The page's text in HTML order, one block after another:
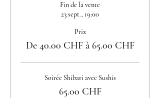
Fin de la vente
23 sept., 19:00
Prix
De 40.00 CHF à 65.00 CHF
Soirée Shibari avec Sushis
65.00 CHF